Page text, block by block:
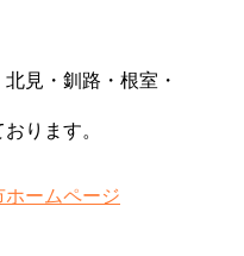
見・釧路・根室・
ります。
ームページ